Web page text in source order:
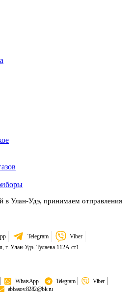
в Улан-Удэ, принимаем отправления
Telegram
Viber
г. Улан-Удэ. Тулаева 112А ст1
WhatsApp Telegram
Viber
abbasov.8282@bk.ru